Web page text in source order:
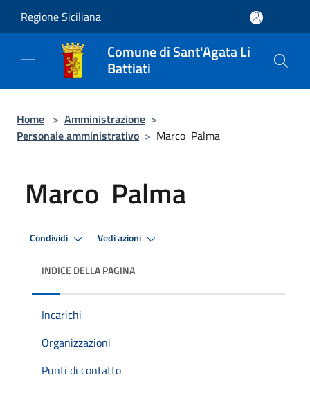
Regione Siciliana
Comune di Sant'Agata Li
Battiati
Home > Amministrazione >
Personale amministrativo > Marco Palma
Marco Palma
Condividi Vedi azioni
INDICE DELLA PAGINA
Incarichi
Organizzazioni
Punti di contatto